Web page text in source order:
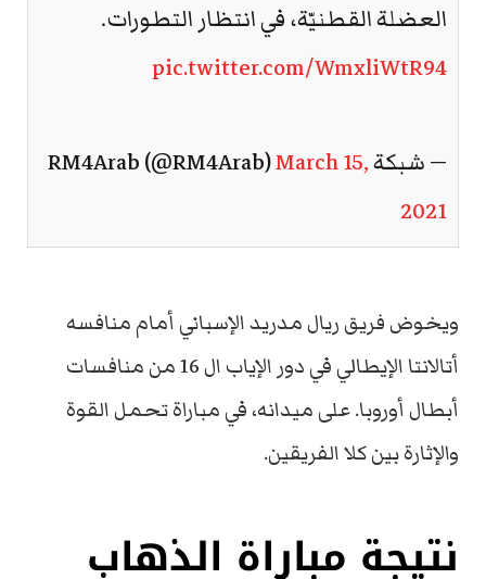
العضلة القطنيّة، في انتظار التطورات.
pic.twitter.com/WmxliWtR94
— شبكة RM4Arab (@RM4Arab)March 15,
2021
ويخوض فريق ريال مدريد الإسباني أمام منافسه
أتالانتا الإيطالي في دور الإياب ال 16 من منافسات
أبطال أوروبا. على ميدانه، في مباراة تحمل القوة
والإثارة بين كلا الفريقين.
نتيجة مباراة الذهاب